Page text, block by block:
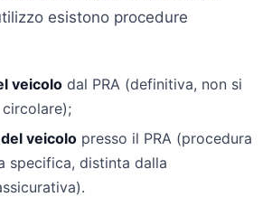
esistono procedure
veicolo dal PRA (definitiva, non si
veicolo presso il PRA (procedura
specifica, distinta dalla